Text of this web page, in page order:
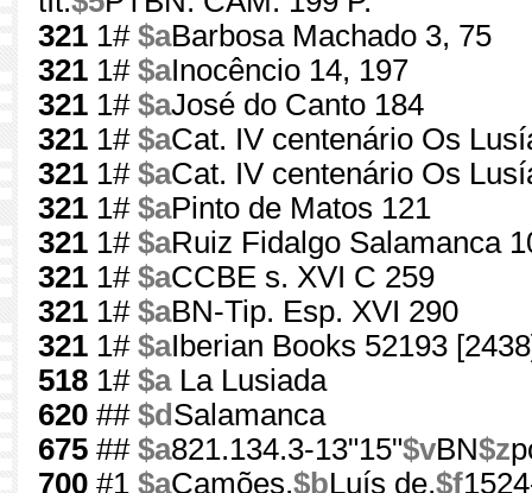
321 1# $aBarbosa Machado 3, 75
321 1# $aInocêncio 14, 197
321 1# $aJosé do Canto 184
321 1# $aCat. IV centenário Os
321 1# $aCat. IV centenário Os
321 1# $aPinto de Matos 121
321 1# $aRuiz Fidalgo Salamanca
321 1# $aCCBE s. XVI C 259
321 1# $aBN-Tip. Esp. XVI 290
321 1# $aIberian Books 52193
518 1# $aLa Lusiada
620 ## $d Salamanca
675 ## $a821.134.3-13"15"$vBN$z
700 #1 $aCamões,$bLuís de,$f